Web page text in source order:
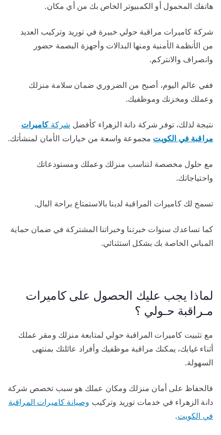
هاتفك المحمول أو الكمبيوتر الخاص بك من أي مكان.
شركة كاميرات مراقبة حولي خبيرة في توريد وتركيب العديد
من الأنظمة الأمنية ومنها البدالات وأجهزة البصمة حضور
وانصراف والانتركم.
ففي عالم اليوم، أصبح من الضروري ضمان سلامة منزلك
وعملك ومخزنك وموظفيك.
نتيجة لذلك، توفر شركة دانة الزهراء كأفضل شركةكاميرات
مراقبة في الكويت مجموعة واسعة من خيارات الأمان لمنشأتك.
مع حلول مخصصة لتناسب منزلك وعملك ومستودعاتك
واحتياجاتك.
تسمح لك كاميرات المراقبة لدينا بالاستمتاع براحة البال.
كما تساعدك سنوات خبرتنا وخبراتنا المشتركة في ضمان حماية
المباني الخاصة بك بشكل استثنائي.
لماذا يجب عليك الحصول على كاميرات
مـراقبة حـولي ؟
مع تثبيت كاميرات المراقبة حولي لمتابعة منزلك ومقر عملك
أثناء غيابك، يمكنك مراقبة موظفيك وأفراد عائلتك بمنتهى
السهولة.
فالحفاظ على أمان منزلك ومكان عملك هو سبب تخصص شركة
دانة الزهراء في خدمات توريد وتركيب وصيانة كاميرات المراقبة
في الكويت.